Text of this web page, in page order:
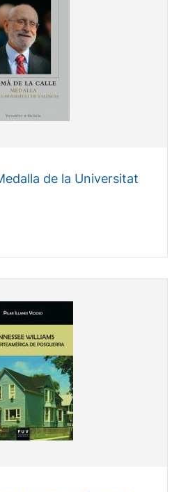
de la Universitat